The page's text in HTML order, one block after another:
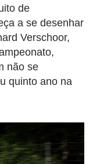
de
a se desenhar
Verschoor,
não se
quinto ano na